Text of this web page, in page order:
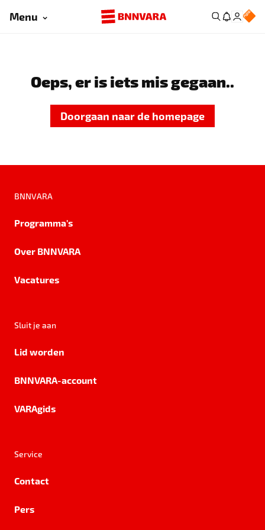
Menu
Oeps, er is iets mis gegaan..
Doorgaan naar de homepage
BNNVARA
Programma's
Over BNNVARA
Vacatures
Sluit je aan
Lid worden
BNNVARA-account
VARAgids
Service
Contact
Pers